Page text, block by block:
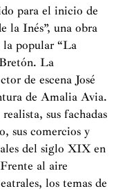
para el inicio de
la Inés”, una obra
la popular “La
La
de escena José
de Amalia Avia.
sus fachadas
sus comercios y
del siglo XIX en
al aire
los temas de